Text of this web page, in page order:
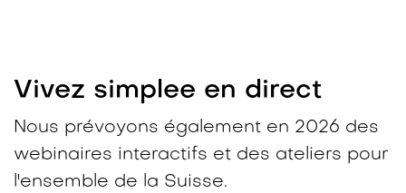
Vivez simplee en direct​
Nous prévoyons également en 2026 des
webinaires interactifs et des ateliers pour
l'ensemble de la Suisse.